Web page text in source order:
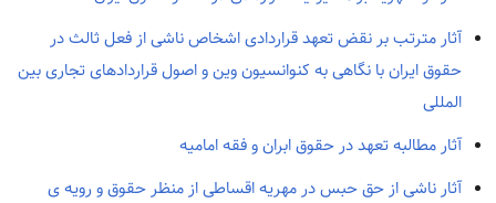
آثار مترتب بر نقض تعهد قراردادی اشخاص ناشی از فعل ثالث در
حقوق ایران با نگاهی به کنوانسیون وین و اصول قراردادهای تجاری بین
المللی
آثار مطالبه تعهد در حقوق ابران و فقه امامیه
آثار ناشی از حق حبس در مهریه اقساطی از منظر حقوق و رویه ی